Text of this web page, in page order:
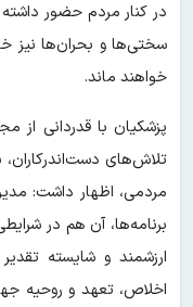
در کنار مردم حضور
سختی‌ها و بحران‌ها نیز
خواهند ماند.
پزشکیان با قدردانی از
تلاش‌های دست‌اندرکاران،
مردمی، اظهار داشت:
برنامه‌ها، آن هم در
ارزشمند و شایسته
اخلاص، تعهد و روحیه